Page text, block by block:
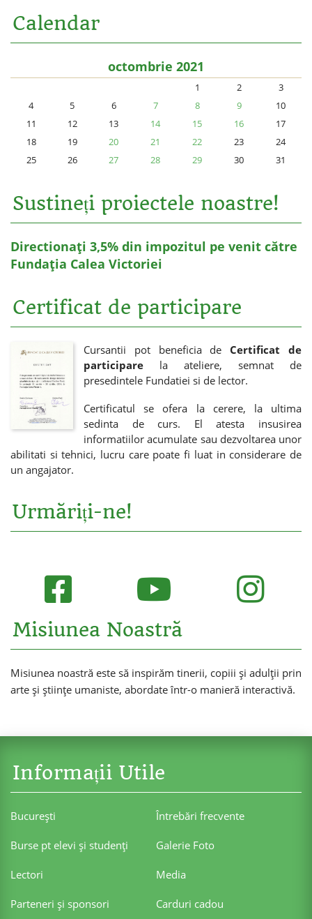
Calendar
octombrie 2021
1 2
3
4
5 6 7 8 9
10
11
12 13 14 15 16
17
18
19 20 21 22 23
24
25
26 27 28 29 30 31
Sustineți proiectele noastre!
Directionați 3,5% din impozitul pe venit către
Fundația Calea Victoriei
Certificat de participare
Cursantii pot beneficia de Certificat de
participare la ateliere, semnat de
presedintele Fundatiei si de lector.
Certificatul se ofera la cerere, la ultima
sedinta de curs. El atesta insusirea
informatiilor acumulate sau dezvoltarea unor
abilitati si tehnici, lucru care poate fi luat in considerare de
un angajator.
Urmăriți-ne!
Misiunea Noastră
Misiunea noastră este să inspirăm tinerii, copiii și adulții prin
arte și științe umaniste, abordate într-o manieră interactivă.
Informații Utile
Bucureşti Întrebări frecvente
Burse pt elevi şi studenţi Galerie Foto
Lectori Media
Parteneri şi sponsori Carduri cadou